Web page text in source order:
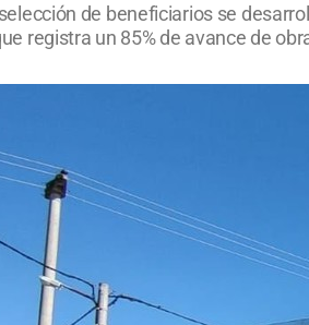
de beneficiarios se
registra un 85% de avance de